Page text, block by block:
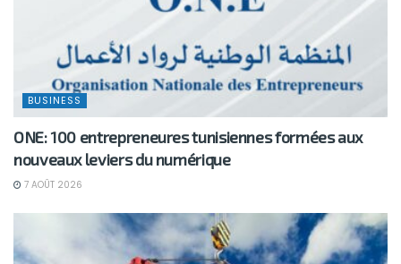
BUSINESS
ONE: 100 entrepreneures tunisiennes formées aux
nouveaux leviers du numérique
7 AOÛT 2026